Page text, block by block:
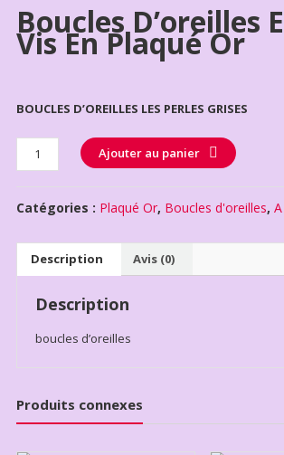
Boucles D’oreilles
Vis En Plaqué Or
BOUCLES D’OREILLES LES PERLES GRISES
Quantité Ajouter au panier
Catégories : Plaqué Or, Boucles d'oreilles,
Description Avis (0)
Description
boucles d’oreilles
Produits connexes